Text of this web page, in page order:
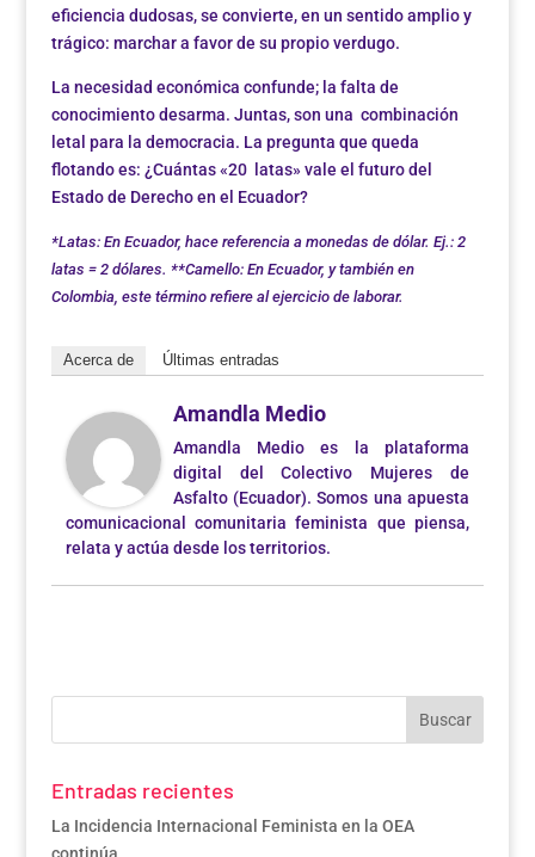
eficiencia dudosas, se convierte, en un sentido amplio y
trágico: marchar a favor de su propio verdugo.
La necesidad económica confunde; la falta de
conocimiento desarma. Juntas, son una combinación
letal para la democracia. La pregunta que queda
flotando es: ¿Cuántas «20 latas» vale el futuro del
Estado de Derecho en el Ecuador?
*Latas: En Ecuador, hace referencia a monedas de dólar. Ej.: 2
latas = 2 dólares. **Camello: En Ecuador, y también en
Colombia, este término refiere al ejercicio de laborar.
Acerca de Últimas entradas
Amandla Medio
Amandla Medio es la plataforma
digital del Colectivo Mujeres de
Asfalto (Ecuador). Somos una apuesta
comunicacional comunitaria feminista que piensa,
relata y actúa desde los territorios.
Entradas recientes
La Incidencia Internacional Feminista en la OEA